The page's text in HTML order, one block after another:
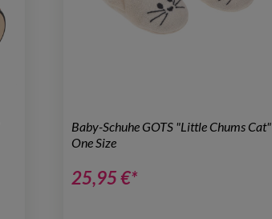
Baby-Schuhe GOTS "Little Chums Cat"
One Size
25,95 €*